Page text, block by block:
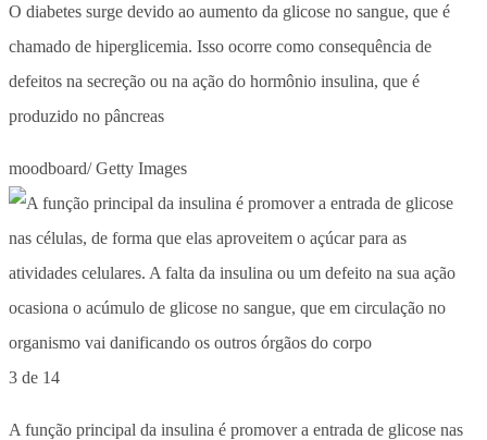
O diabetes surge devido ao aumento da glicose no sangue, que é
chamado de hiperglicemia. Isso ocorre como consequência de
defeitos na secreção ou na ação do hormônio insulina, que é
produzido no pâncreas
moodboard/ Getty Images
3 de 14
A função principal da insulina é promover a entrada de glicose nas